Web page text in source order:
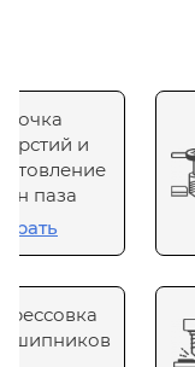
и
паза